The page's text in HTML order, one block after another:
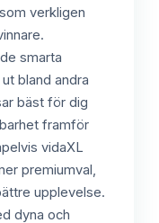
verkligen
smarta
bland andra
bäst för dig
framför
vidaXL
premiumval,
upplevelse.
dyna och